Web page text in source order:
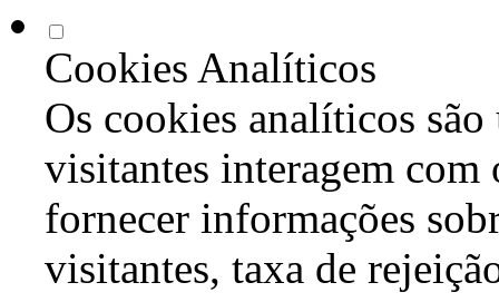
Cookies Analíticos
Os cookies analíticos são
visitantes interagem com
fornecer informações
visitantes, taxa de